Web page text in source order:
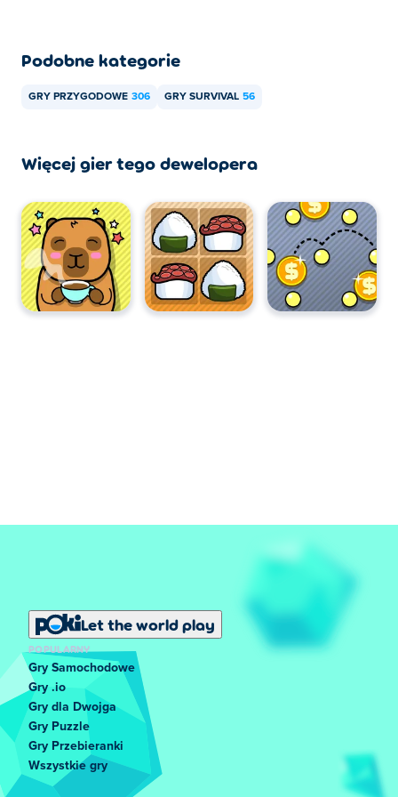
Podobne kategorie
GRY PRZYGODOWE 306 GRY SURVIVAL 56
Więcej gier tego dewelopera
Let the world play
POPULARNY
Gry Samochodowe
Gry .io
Gry dla Dwojga
Gry Puzzle
Gry Przebieranki
Wszystkie gry